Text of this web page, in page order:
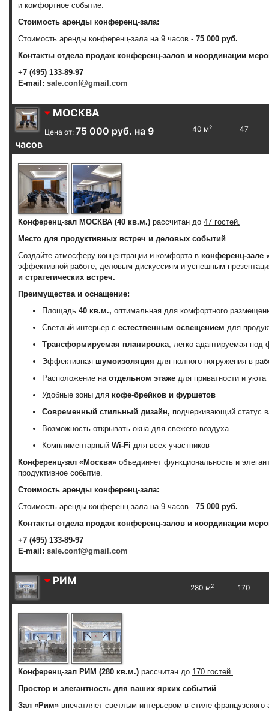
и комфортное событие.
Стоимость аренды конференц-зала:
Стоимость аренды конференц-зала на 9 часов - 75 000 руб.
Контакты отдела продаж конференц-залов и координации
+7 (495) 133-89-97
E-mail: sale.conf@gmail.com
МОСКВА
Цена от: 75 000 руб. на 9
часов
40 м2 47
Конференц-зал МОСКВА (40 кв.м.) рассчитан до 47 гостей.
Место для продуктивных встреч и деловых событий
Создайте атмосферу концентрации и комфорта в конференц-зале
эффективной работе, деловым дискуссиям и успешным
и стратегических встреч.
Преимущества и оснащение:
Площадь 40 кв.м., оптимальная для комфортного
Светлый интерьер с естественным освещением для
Трансформируемая планировка, легко адаптируемая под
Эффективная шумоизоляция для полного погружения в
Расположение на отдельном этаже для приватности и уюта
Удобные зоны для кофе-брейков и фуршетов
Современный стильный дизайн, подчеркивающий статус
Возможность открывать окна для свежего воздуха
Комплиментарный Wi-Fi для всех участников
Конференц-зал «Москва» объединяет функциональность и
продуктивное событие.
Стоимость аренды конференц-зала:
Стоимость аренды конференц-зала на 9 часов - 75 000 руб.
Контакты отдела продаж конференц-залов и координации
+7 (495) 133-89-97
E-mail: sale.conf@gmail.com
РИМ
280 м2 170
Конференц-зал РИМ (280 кв.м.) рассчитан до 170 гостей.
Простор и элегантность для ваших ярких событий
Зал «Рим» впечатляет светлым интерьером в стиле